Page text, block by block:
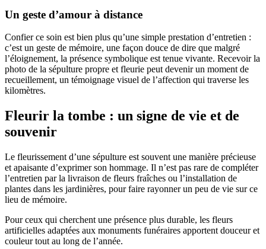
Un geste d’amour à distance
Confier ce soin est bien plus qu’une simple prestation d’entretien :
c’est un geste de mémoire, une façon douce de dire que malgré
l’éloignement, la présence symbolique est tenue vivante. Recevoir la
photo de la sépulture propre et fleurie peut devenir un moment de
recueillement, un témoignage visuel de l’affection qui traverse les
kilomètres.
Fleurir la tombe : un signe de vie et de
souvenir
Le fleurissement d’une sépulture est souvent une manière précieuse
et apaisante d’exprimer son hommage. Il n’est pas rare de compléter
l’entretien par la livraison de fleurs fraîches ou l’installation de
plantes dans les jardinières, pour faire rayonner un peu de vie sur ce
lieu de mémoire.
Pour ceux qui cherchent une présence plus durable, les fleurs
artificielles adaptées aux monuments funéraires apportent douceur et
couleur tout au long de l’année.